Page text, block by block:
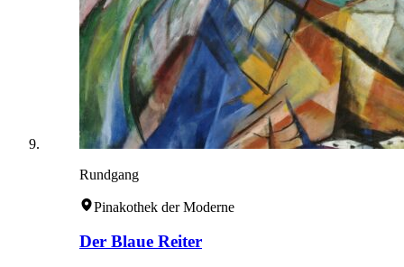
Rundgang
Pinakothek der Moderne
Der Blaue Reiter